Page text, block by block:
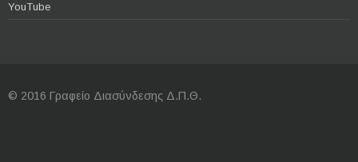
YouTube
© 2016 Γραφείο Διασύνδεσης Δ.Π.Θ.